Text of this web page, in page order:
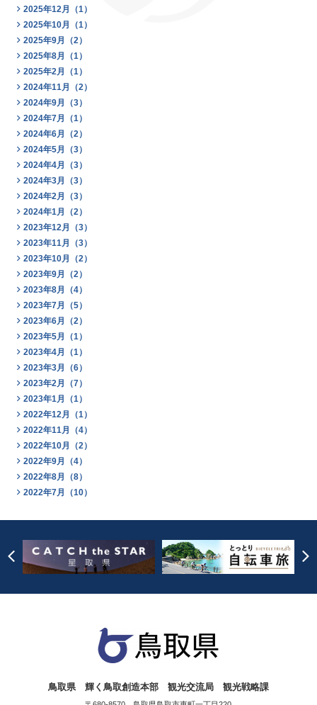
2025年12月（1）
2025年10月（1）
2025年9月（2）
2025年8月（1）
2025年2月（1）
2024年11月（2）
2024年9月（3）
2024年7月（1）
2024年6月（2）
2024年5月（3）
2024年4月（3）
2024年3月（3）
2024年2月（3）
2024年1月（2）
2023年12月（3）
2023年11月（3）
2023年10月（2）
2023年9月（2）
2023年8月（4）
2023年7月（5）
2023年6月（2）
2023年5月（1）
2023年4月（1）
2023年3月（6）
2023年2月（7）
2023年1月（1）
2022年12月（1）
2022年11月（4）
2022年10月（2）
2022年9月（4）
2022年8月（8）
2022年7月（10）
鳥取県 輝く鳥取創造本部 観光交流局 観光戦略課